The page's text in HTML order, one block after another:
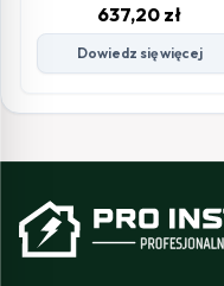
637,20 zł
Dowiedz się więcej